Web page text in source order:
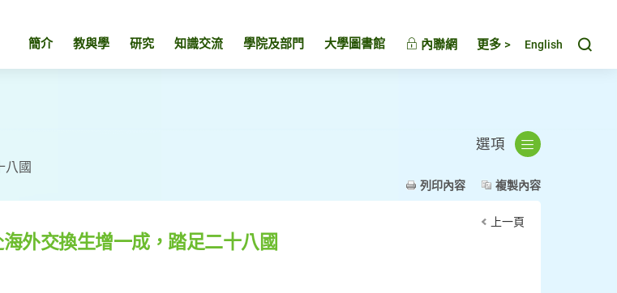
簡介 教與學 研究 知識交流 學院及部門 大學圖書館 內聯網 更多 > English
八國
選項
列印內容 複製內容
上一頁
外交換生增一成，踏足二十八國